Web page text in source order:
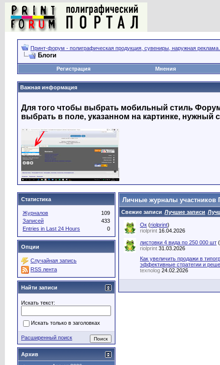
Принт-форум - полиграфическая продукция, сувениры, наружная реклама.
Блоги
Регистрация Мнения
Важная информация
Для того чтобы выбрать мобильный стиль
выбрать в поле, указанном на картинке, нужный
Личные журналы участников
Свежие записи Лучшие записи
Ок (riolprint)
riolprint 16.04.2026
листовки 4 вида по 250 000 шт (
riolprint 31.03.2026
Как увеличить продажи в
эффективные стратегии и
texnolog 24.02.2026
Статистика
Журналов
109
Записей
433
Entries in Last 24 Hours
0
Опции
Случайная запись
RSS лента
Найти записи
Искать текст:
Искать только в заголовках
Расширенный поиск
Архив